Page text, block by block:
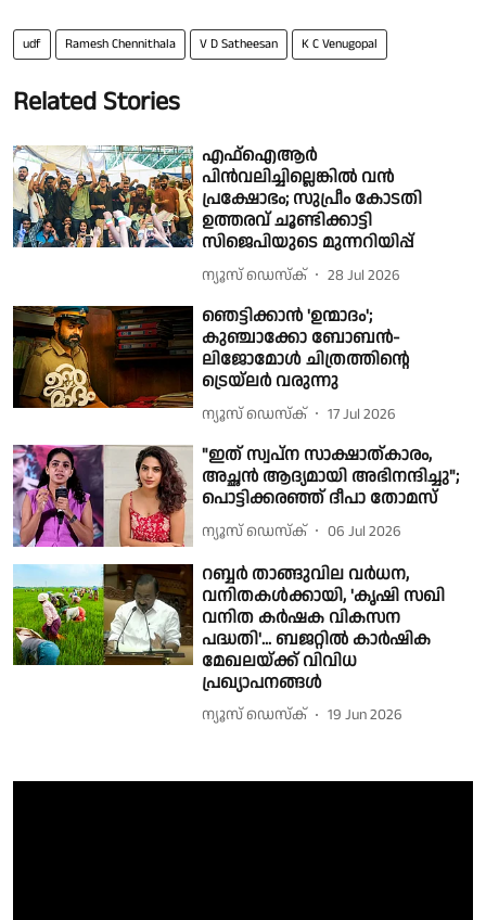
udf Ramesh Chennithala V D Satheesan K C Venugopal
Related Stories
എഫ്ഐആര്‍
പിന്‍വലിച്ചില്ലെങ്കില്‍ വന്‍
പ്രക്ഷോഭം; സുപ്രീം കോടതി
ഉത്തരവ് ചൂണ്ടിക്കാട്ടി
സിജെപിയുടെ മുന്നറിയിപ്പ്
ന്യൂസ് ഡെസ്ക് 28 Jul 2026
ഞെട്ടിക്കാൻ 'ഉന്മാദം';
കുഞ്ചാക്കോ ബോബൻ-
ലിജോമോൾ ചിത്രത്തിൻ്റെ
ട്രെയ്‌ലർ വരുന്നു
ന്യൂസ് ഡെസ്ക് 17 Jul 2026
"ഇത് സ്വപ്ന സാക്ഷാത്കാരം,
അച്ഛൻ ആദ്യമായി അഭിനന്ദിച്ചു";
പൊട്ടിക്കരഞ്ഞ് ദീപാ തോമസ്
ന്യൂസ് ഡെസ്ക് 06 Jul 2026
റബ്ബർ താങ്ങുവില വർധന,
വനിതകൾക്കായി, 'കൃഷി സഖി
വനിത കര്‍ഷക വികസന
പദ്ധതി'... ബജറ്റിൽ കാർഷിക
മേഖലയ്ക്ക് വിവിധ
പ്രഖ്യാപനങ്ങൾ
ന്യൂസ് ഡെസ്ക് 19 Jun 2026